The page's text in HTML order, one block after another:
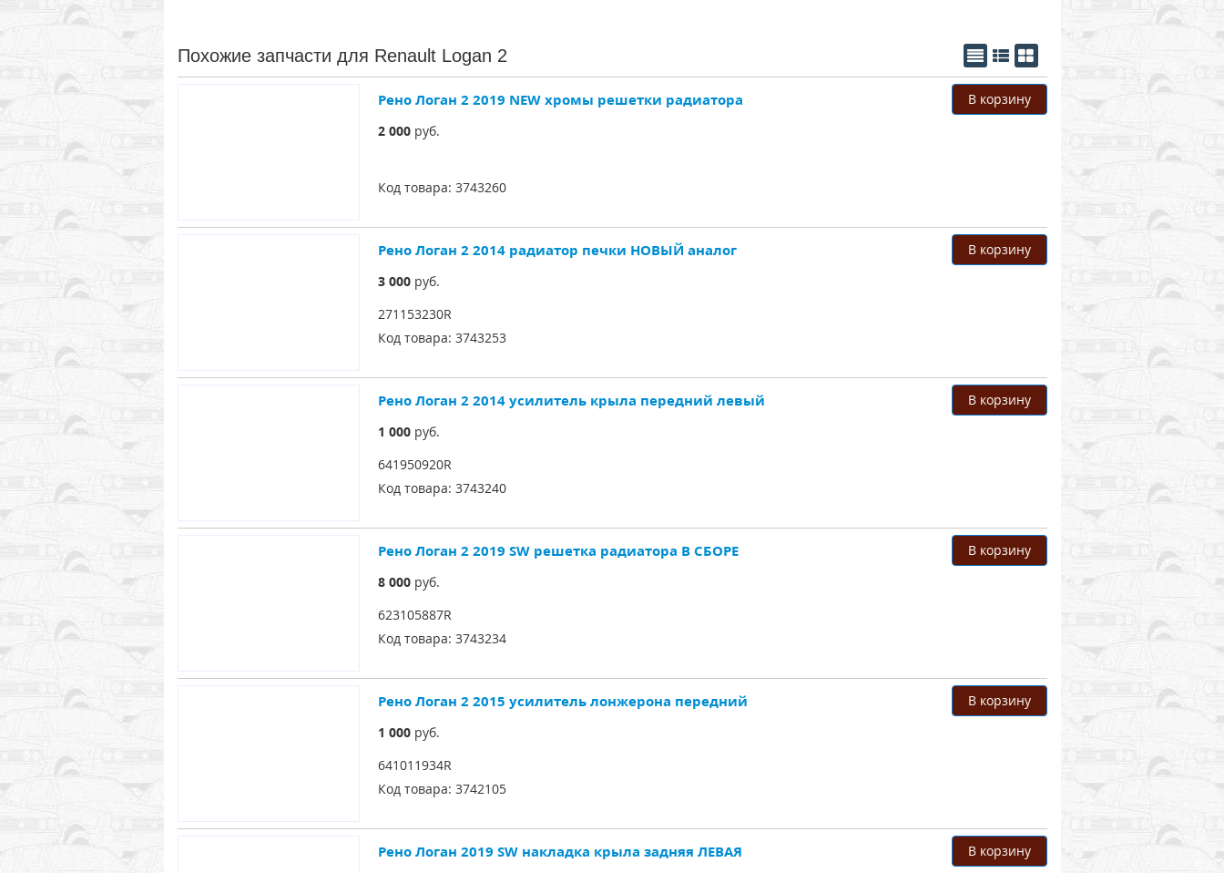
Похожие запчасти для Renault Logan 2
Рено Логан 2 2019 NEW хромы решетки радиатора
2 000руб.
Код товара: 3743260
В корзину
Рено Логан 2 2014 радиатор печки НОВЫЙ аналог
3 000руб.
271153230R
Код товара: 3743253
В корзину
Рено Логан 2 2014 усилитель крыла передний левый
1 000руб.
641950920R
Код товара: 3743240
В корзину
Рено Логан 2 2019 SW решетка радиатора В СБОРЕ
8 000руб.
623105887R
Код товара: 3743234
В корзину
Рено Логан 2 2015 усилитель лонжерона передний
1 000руб.
641011934R
Код товара: 3742105
В корзину
Рено Логан 2019 SW накладка крыла задняя ЛЕВАЯ В корзину